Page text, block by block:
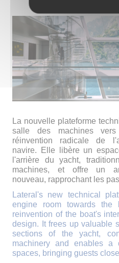
La nouvelle plateforme
salle des machines
réinvention radicale de
navire. Elle libère un
l'arrière du yacht,
machines, et offre un
nouveau, rapprochant les
Lateral's new technical
engine room towards the
reinvention of the boat's
design. It frees up valuable
sections of the yacht,
machinery and enables a
spaces, bringing guests